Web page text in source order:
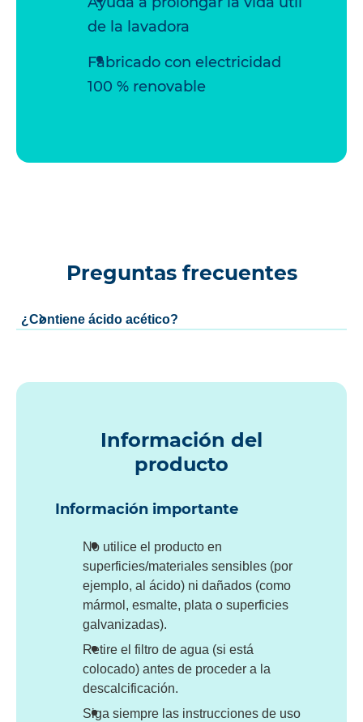
de la lavadora
Fabricado con electricidad
100 % renovable
Preguntas frecuentes
¿Contiene ácido acético?
Información del
producto
Información importante
No utilice el producto en
superficies/materiales sensibles (por
ejemplo, al ácido) ni dañados (como
mármol, esmalte, plata o superficies
galvanizadas).
Retire el filtro de agua (si está
colocado) antes de proceder a la
descalcificación.
Siga siempre las instrucciones de uso